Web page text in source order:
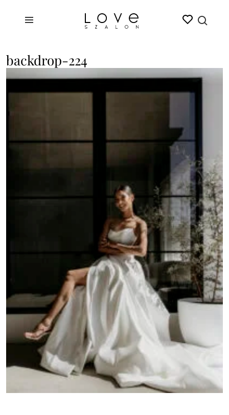
backdrop-224